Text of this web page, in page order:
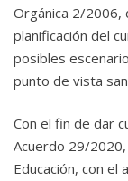
Orgánica 2/2006,
planificación del
posibles
punto de vista
Con el fin de dar
Acuerdo 29/
Educación, con el